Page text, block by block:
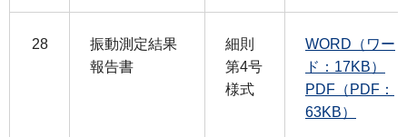
28
振動測定結果
報告書
細則
第4号
様式
WORD（ワー
ド：17KB）
PDF（PDF：
63KB）